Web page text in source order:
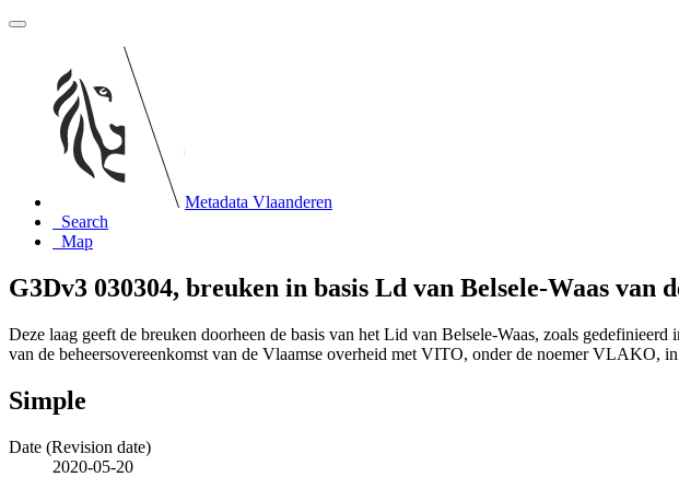
Metadata Vlaanderen
Search
Map
G3Dv3 030304, breuken in basis Ld van Belsele-Waas van
Deze laag geeft de breuken doorheen de basis van het Lid van Belsele-Waas, zoals
van de beheersovereenkomst van de Vlaamse overheid met VITO, onder de noemer VLAKO,
Simple
Date (Revision date)
2020-05-20